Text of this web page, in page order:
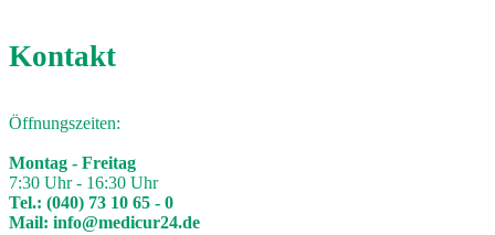
Kontakt
Öffnungszeiten:
Montag - Freitag
7:30 Uhr - 16:30 Uhr
Tel.: (040) 73 10 65 - 0
Mail: info@medicur24.de